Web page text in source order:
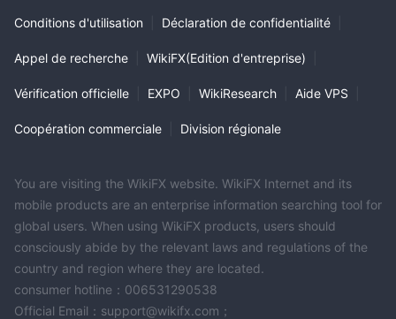
Conditions d'utilisation Déclaration de confidentialité
Appel de recherche WikiFX(Edition d'entreprise)
Vérification officielle EXPO WikiResearch Aide VPS
Coopération commerciale Division régionale
You are visiting the WikiFX website. WikiFX Internet and its
mobile products are an enterprise information searching tool for
global users. When using WikiFX products, users should
consciously abide by the relevant laws and regulations of the
country and region where they are located.
consumer hotline：006531290538
Official Email：support@wikifx.com；